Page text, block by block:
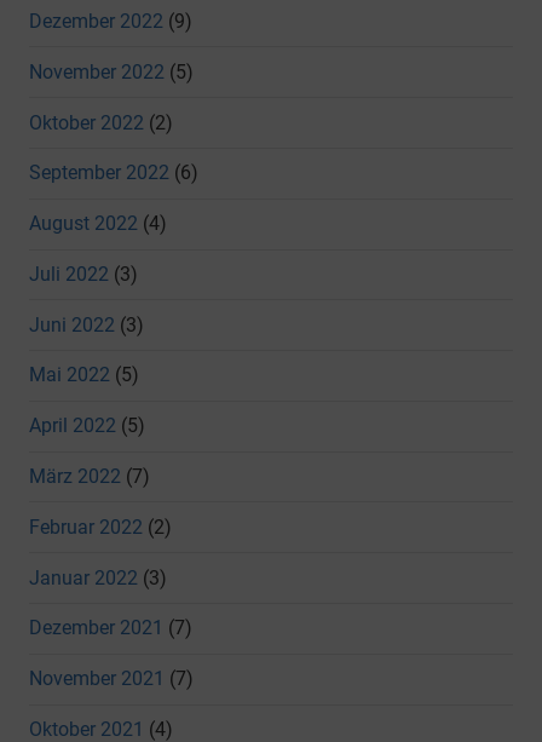
Dezember 2022 (9)
November 2022 (5)
Oktober 2022 (2)
September 2022 (6)
August 2022 (4)
Juli 2022 (3)
Juni 2022 (3)
Mai 2022 (5)
April 2022 (5)
März 2022 (7)
Februar 2022 (2)
Januar 2022 (3)
Dezember 2021 (7)
November 2021 (7)
Oktober 2021 (4)